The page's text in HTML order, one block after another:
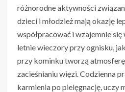
różnorodne aktywności
dzieci i młodzież mają okazję
współpracować i wzajemnie
letnie wieczory przy ognisku,
przy kominku tworzą
zacieśnianiu więzi. Codzienna
karmienia po pielęgnację, uczy